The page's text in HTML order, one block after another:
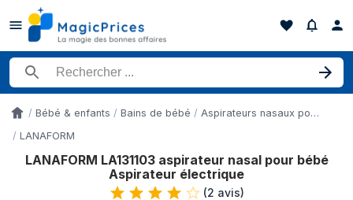
Rechercher un produit
AccueilBébé & enfants Bains de bébé
Aspirateurs nasaux pour bébé
LANAFORM
LANAFORM LA131103 aspirateur nasal pour bébé
Aspirateur électrique
(2 avis)
Historique des prix de LANAFORM LA131103 aspirateur
Date